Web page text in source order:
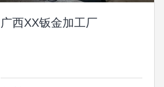
广西XX钣金加工厂